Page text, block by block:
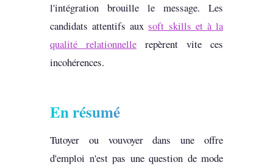
l'intégration brouille le message. Les
candidats attentifs auxsoft skills et à la
qualité relationnelle repèrent vite ces
incohérences.
En résumé
Tutoyer ou vouvoyer dans une offre
d'emploi n'est pas une question de mode